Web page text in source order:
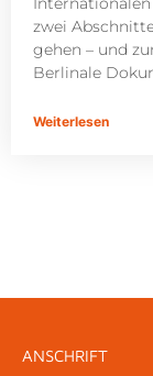
zwei
gehen – und
Berlinale
Weiterlesen
ANSCHRIFT